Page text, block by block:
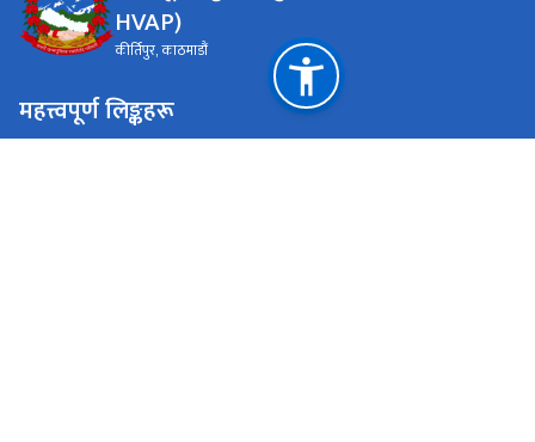
HVAP)
कीर्तिपुर, काठमाडौं
महत्त्वपूर्ण लिङ्कहरू